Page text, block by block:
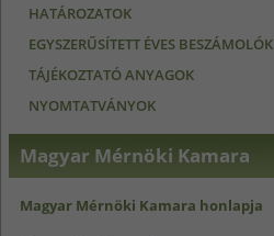
HATÁROZATOK
EGYSZERŰSÍTETT ÉVES BESZÁMOLÓK
TÁJÉKOZTATÓ ANYAGOK
NYOMTATVÁNYOK
Magyar Mérnöki Kamara
Magyar Mérnöki Kamara honlapja